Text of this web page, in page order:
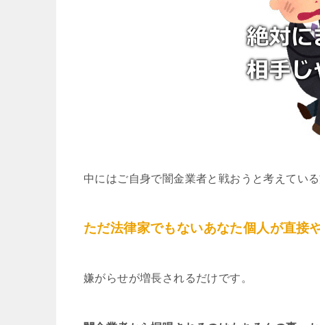
中にはご自身で闇金業者と戦おうと考えてい
ただ法律家でもないあなた個人が直接
嫌がらせが増長されるだけです。